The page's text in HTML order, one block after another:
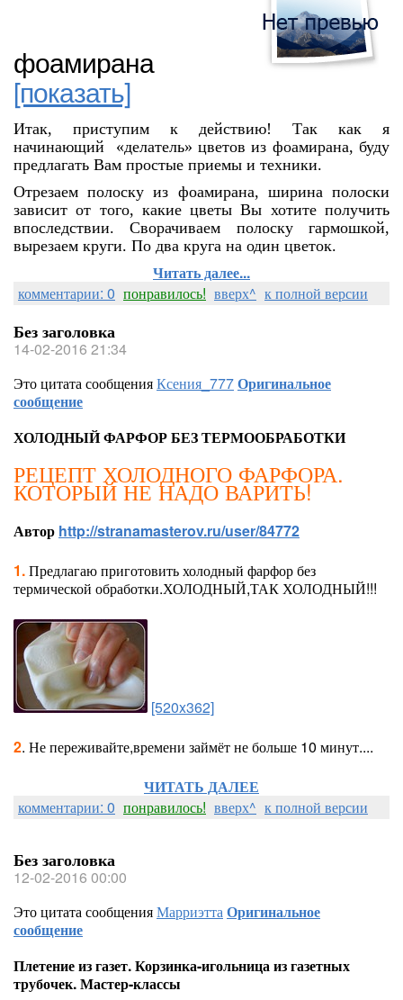
фоамирана
[показать]
Итак, приступим к действию! Так как я
начинающий «делатель» цветов из фоамирана, буду
предлагать Вам простые приемы и техники.
Отрезаем полоску из фоамирана, ширина полоски
зависит от того, какие цветы Вы хотите получить
впоследствии. Сворачиваем полоску гармошкой,
вырезаем круги. По два круга на один цветок.
Читать далее...
комментарии: 0 понравилось! вверх^ к полной версии
Без заголовка
14-02-2016 21:34
Это цитата сообщенияКсения_777Оригинальное
сообщение
ХОЛОДНЫЙ ФАРФОР БЕЗ ТЕРМООБРАБОТКИ
РЕЦЕПТ ХОЛОДНОГО ФАРФОРА.
КОТОРЫЙ НЕ НАДО ВАРИТЬ!
Автор http://stranamasterov.ru/user/84772
1.Предлагаю приготовить холодный фарфор без
термической обработки.ХОЛОДНЫЙ,ТАК ХОЛОДНЫЙ!!!
[520x362]
2. Не переживайте,времени займёт не больше 10 минут....
ЧИТАТЬ ДАЛЕЕ
комментарии: 0 понравилось! вверх^ к полной версии
Без заголовка
12-02-2016 00:00
Это цитата сообщенияМарриэттаОригинальное
сообщение
Плетение из газет. Корзинка-игольница из газетных
трубочек. Мастер-классы